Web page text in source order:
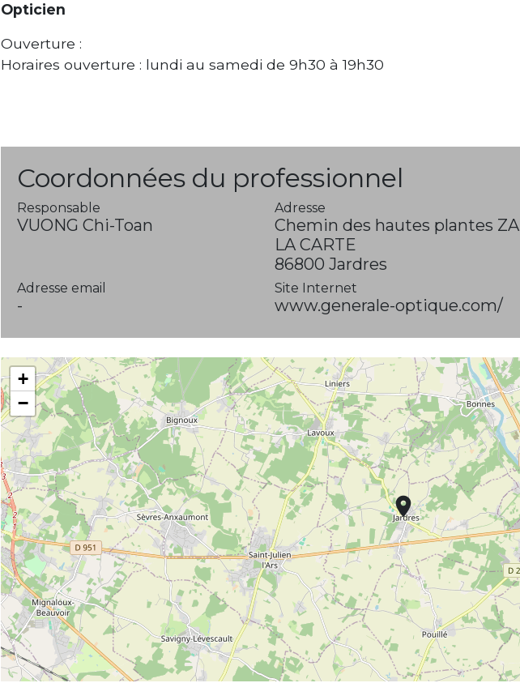
Opticien
Ouverture :
Horaires ouverture : lundi au samedi de 9h30 à 19h30
Coordonnées du professionnel
Responsable
VUONG Chi-Toan
Adresse
Chemin des hautes plantes ZA
LA CARTE
86800 Jardres
Adresse email
-
Site Internet
www.generale-optique.com/
location_on
+
−